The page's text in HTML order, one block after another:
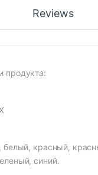
Reviews
продукта:
белый, красный,
синий.